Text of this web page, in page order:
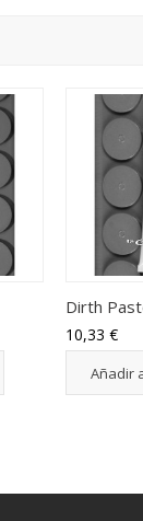
Dirth
10,33 €
Añadir